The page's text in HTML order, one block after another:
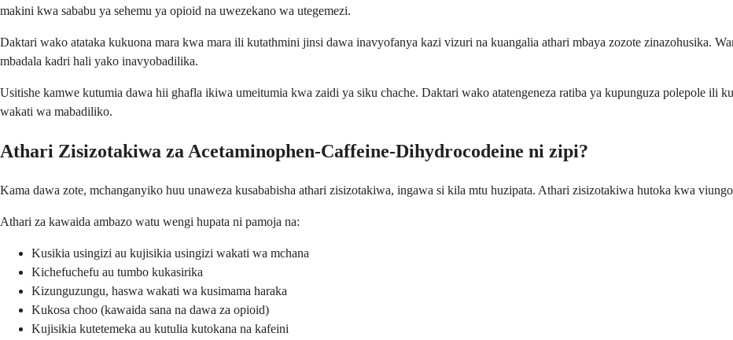
makini kwa sababu ya sehemu ya opioid na uwezekano wa utegemezi.
Daktari wako atataka kukuona mara kwa mara ili kutathmini jinsi dawa inavyofanya kazi vizuri na kuangalia athari mbaya zozote zinazohusika.
mbadala kadri hali yako inavyobadilika.
Usitishe kamwe kutumia dawa hii ghafla ikiwa umeitumia kwa zaidi ya siku chache. Daktari wako atatengeneza ratiba ya kupunguza polepole ili
wakati wa mabadiliko.
Athari Zisizotakiwa za Acetaminophen-Caffeine-Dihydrocodeine ni zipi?
Kama dawa zote, mchanganyiko huu unaweza kusababisha athari zisizotakiwa, ingawa si kila mtu huzipata. Athari zisizotakiwa hutoka kwa
Athari za kawaida ambazo watu wengi hupata ni pamoja na:
Kusikia usingizi au kujisikia usingizi wakati wa mchana
Kichefuchefu au tumbo kukasirika
Kizunguzungu, haswa wakati wa kusimama haraka
Kukosa choo (kawaida sana na dawa za opioid)
Kujisikia kutetemeka au kutulia kutokana na kafeini